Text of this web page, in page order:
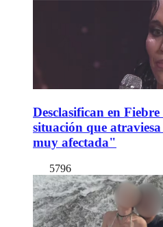
Desclasifican en
situación que
muy afectada"
5796